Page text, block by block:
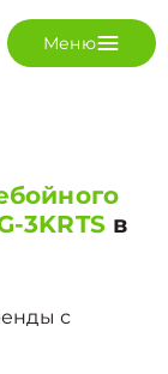
Меню
3KRTS в
с